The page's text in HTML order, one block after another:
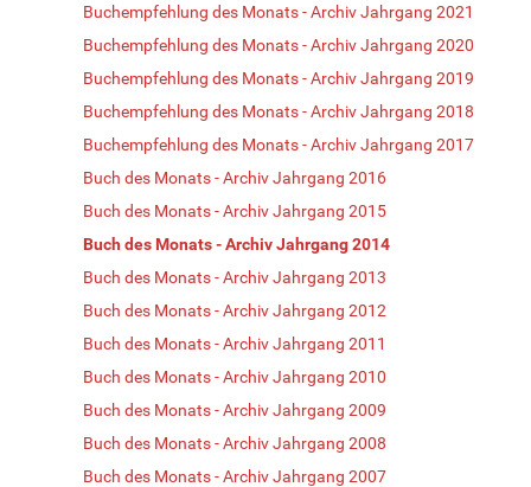
Buchempfehlung des Monats - Archiv Jahrgang 2021
Buchempfehlung des Monats - Archiv Jahrgang 2020
Buchempfehlung des Monats - Archiv Jahrgang 2019
Buchempfehlung des Monats - Archiv Jahrgang 2018
Buchempfehlung des Monats - Archiv Jahrgang 2017
Buch des Monats - Archiv Jahrgang 2016
Buch des Monats - Archiv Jahrgang 2015
Buch des Monats - Archiv Jahrgang 2014
Buch des Monats - Archiv Jahrgang 2013
Buch des Monats - Archiv Jahrgang 2012
Buch des Monats - Archiv Jahrgang 2011
Buch des Monats - Archiv Jahrgang 2010
Buch des Monats - Archiv Jahrgang 2009
Buch des Monats - Archiv Jahrgang 2008
Buch des Monats - Archiv Jahrgang 2007